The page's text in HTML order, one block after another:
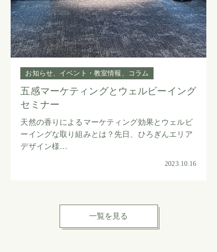
お知らせ イベント・教室情報 コラム
五感マーケティングとウェルビーイング
セミナー
天然の香りによるマーケティング効果とウェルビ
ーイングな取り組みとは？先日、ひろぎんエリア
デザイン様…
2023.10.16
一覧を見る